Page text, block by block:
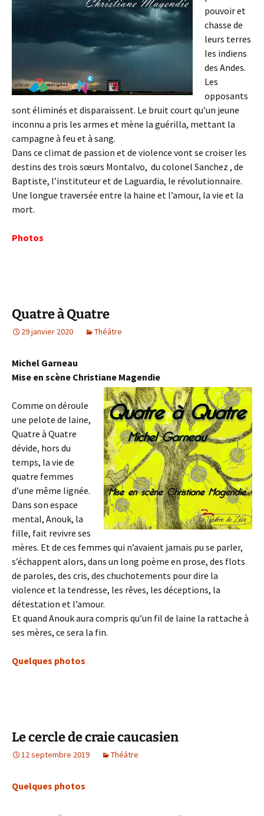
pouvoir et
chasse de
leurs terres
les indiens
des Andes.
Les
opposants
sont éliminés et disparaissent. Le bruit court qu’un jeune
inconnu a pris les armes et mène la guérilla, mettant la
campagne à feu et à sang.
Dans ce climat de passion et de violence vont se croiser les
destins des trois sœurs Montalvo, du colonel Sanchez , de
Baptiste, l’instituteur et de Laguardia, le révolutionnaire.
Une longue traversée entre la haine et l’amour, la vie et la
mort.
Photos
Quatre à Quatre
29 janvier 2020 Théâtre
Michel Garneau
Mise en scène Christiane Magendie
Comme on déroule
une pelote de laine,
Quatre à Quatre
dévide, hors du
temps, la vie de
quatre femmes
d’une même lignée.
Dans son espace
mental, Anouk, la
fille, fait revivre ses
mères. Et de ces femmes qui n’avaient jamais pu se parler,
s’échappent alors, dans un long poème en prose, des flots
de paroles, des cris, des chuchotements pour dire la
violence et la tendresse, les rêves, les déceptions, la
détestation et l’amour.
Et quand Anouk aura compris qu’un fil de laine la rattache à
ses mères, ce sera la fin.
Quelques photos
Le cercle de craie caucasien
12 septembre 2019 Théâtre
Quelques photos